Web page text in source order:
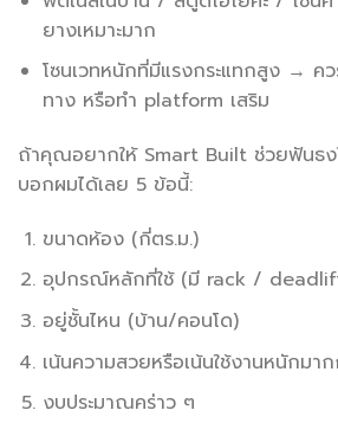
ยางเหมาะมาก
โซนเวทหนักที่มีแรงกระแทกสูง → คว
ทาง หรือทำ platform เสริม
ถ้าคุณอยากให้ Smart Built ช่วยฟันธง
บอกผมได้เลย 5 ข้อนี้:
ขนาดห้อง (กี่ตร.ม.)
อุปกรณ์หลักที่ใช้ (มี rack /
อยู่ชั้นไหน (บ้าน/คอนโด)
เน้นความสวยหรือเน้นใช้งานหนักมา
งบประมาณคร่าว ๆ